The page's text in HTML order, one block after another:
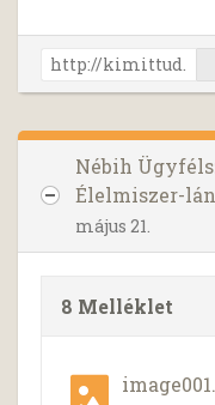
Nébih
Élelmiszer-
május 21.
8 Melléklet